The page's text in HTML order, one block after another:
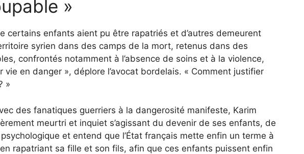
»
certains enfants aient pu être rapatriés et d’autres demeurent
syrien dans des camps de la mort, retenus dans des
confrontés notamment à l’absence de soins et à la violence,
vie en danger », déplore l’avocat bordelais. « Comment justifier
»
des fanatiques guerriers à la dangerosité manifeste, Karim
meurtri et inquiet s’agissant du devenir de ses enfants, de
et entend que l’État français mette enfin un terme à
rapatriant sa fille et son fils, afin que ces enfants puissent enfin